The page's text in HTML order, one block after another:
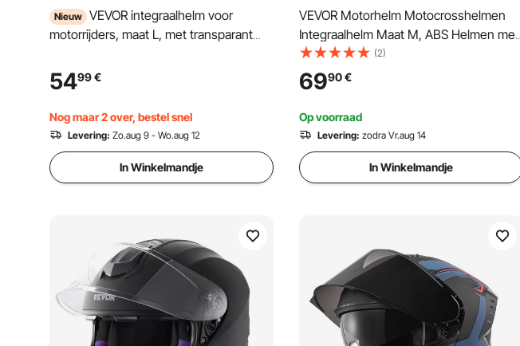
Nieuw VEVOR integraalhelm voor
motorrijders, maat L, met transparant
integraalhelm voor mannen en vrouwen,
integraalhelm met Bluetooth-
luidsprekercompartiment,
bromfietshelm, zwart
5499€
Nog maar 2 over, bestel snel
Levering: Zo.aug 9 - Wo.aug 12
In Winkelmandje
VEVOR Motorhelm Motocrosshelmen
Integraalhelm Maat M, ABS Helmen met
Bluetooth-aansluiting en verwisselbare
lens, DOT-goedgekeurde comfortabele
motorcrosshelm, voor jongeren en
volwassenen Zwart
(2)
6990€
Op voorraad
Levering: zodra Vr.aug 14
In Winkelmandje